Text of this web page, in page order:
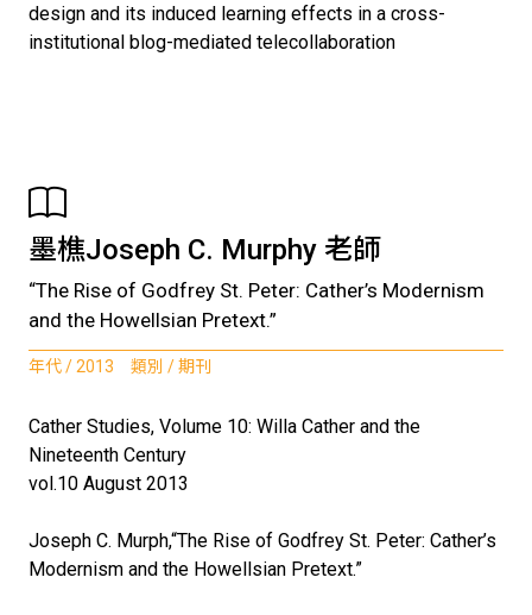
design and its induced learning effects in a cross-
institutional blog-mediated telecollaboration
墨樵Joseph C. Murphy 老師
“The Rise of Godfrey St. Peter: Cather’s Modernism
and the Howellsian Pretext.”
年代 / 2013 類別 / 期刊
Cather Studies, Volume 10: Willa Cather and the
Nineteenth Century
vol.10 August 2013
Joseph C. Murph,“The Rise of Godfrey St. Peter: Cather’s
Modernism and the Howellsian Pretext.”